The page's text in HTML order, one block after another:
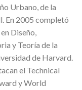
Urbano, de la
En 2005 completó
Diseño,
y Teoría de la
de Harvard.
el Technical
y World